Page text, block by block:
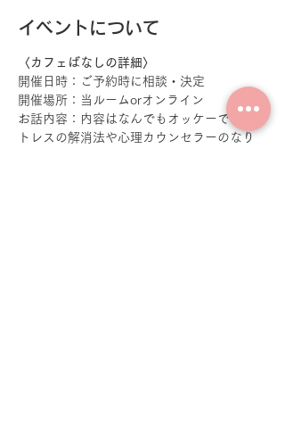
イベントについて
〈カフェばなしの詳細〉
開催日時：ご予約時に相談・決定
開催場所：当ルームorオンライン
お話内容：内容はなんでもオッケーです！ス
トレスの解消法や心理カウンセラーのなり